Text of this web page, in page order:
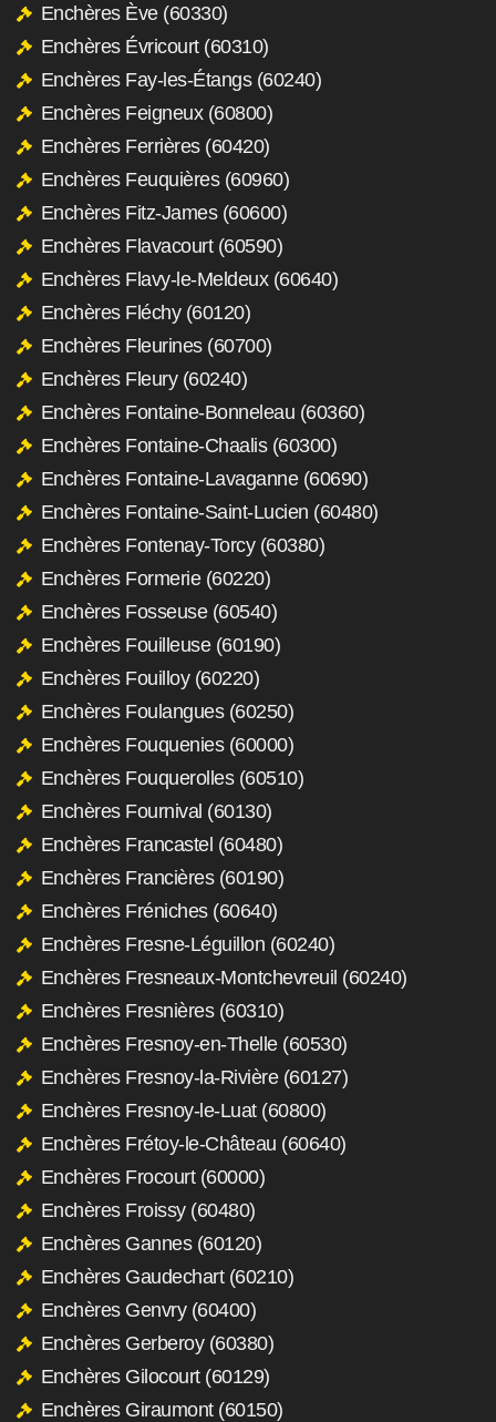
Enchères Ève (60330)
Enchères Évricourt (60310)
Enchères Fay-les-Étangs (60240)
Enchères Feigneux (60800)
Enchères Ferrières (60420)
Enchères Feuquières (60960)
Enchères Fitz-James (60600)
Enchères Flavacourt (60590)
Enchères Flavy-le-Meldeux (60640)
Enchères Fléchy (60120)
Enchères Fleurines (60700)
Enchères Fleury (60240)
Enchères Fontaine-Bonneleau (60360)
Enchères Fontaine-Chaalis (60300)
Enchères Fontaine-Lavaganne (60690)
Enchères Fontaine-Saint-Lucien (60480)
Enchères Fontenay-Torcy (60380)
Enchères Formerie (60220)
Enchères Fosseuse (60540)
Enchères Fouilleuse (60190)
Enchères Fouilloy (60220)
Enchères Foulangues (60250)
Enchères Fouquenies (60000)
Enchères Fouquerolles (60510)
Enchères Fournival (60130)
Enchères Francastel (60480)
Enchères Francières (60190)
Enchères Fréniches (60640)
Enchères Fresne-Léguillon (60240)
Enchères Fresneaux-Montchevreuil (60240)
Enchères Fresnières (60310)
Enchères Fresnoy-en-Thelle (60530)
Enchères Fresnoy-la-Rivière (60127)
Enchères Fresnoy-le-Luat (60800)
Enchères Frétoy-le-Château (60640)
Enchères Frocourt (60000)
Enchères Froissy (60480)
Enchères Gannes (60120)
Enchères Gaudechart (60210)
Enchères Genvry (60400)
Enchères Gerberoy (60380)
Enchères Gilocourt (60129)
Enchères Giraumont (60150)